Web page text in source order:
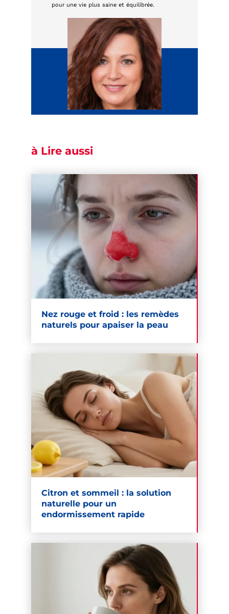
pour une vie plus saine et équilibrée.
à Lire aussi
Nez rouge et froid : les remèdes
naturels pour apaiser la peau
Citron et sommeil : la solution
naturelle pour un
endormissement rapide